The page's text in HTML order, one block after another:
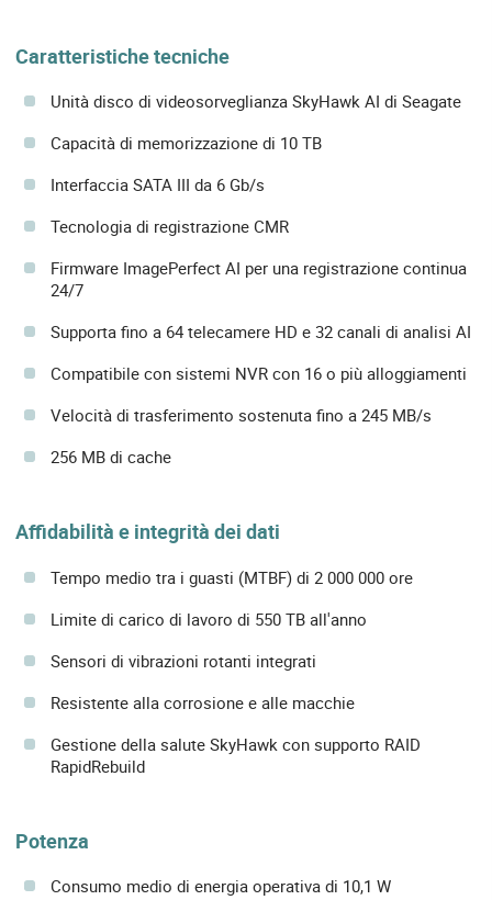
Caratteristiche tecniche
Unità disco di videosorveglianza SkyHawk AI di Seagate
Capacità di memorizzazione di 10 TB
Interfaccia SATA III da 6 Gb/s
Tecnologia di registrazione CMR
Firmware ImagePerfect AI per una registrazione continua
24/7
Supporta fino a 64 telecamere HD e 32 canali di analisi AI
Compatibile con sistemi NVR con 16 o più alloggiamenti
Velocità di trasferimento sostenuta fino a 245 MB/s
256 MB di cache
Affidabilità e integrità dei dati
Tempo medio tra i guasti (MTBF) di 2 000 000 ore
Limite di carico di lavoro di 550 TB all'anno
Sensori di vibrazioni rotanti integrati
Resistente alla corrosione e alle macchie
Gestione della salute SkyHawk con supporto RAID
RapidRebuild
Potenza
Consumo medio di energia operativa di 10,1 W